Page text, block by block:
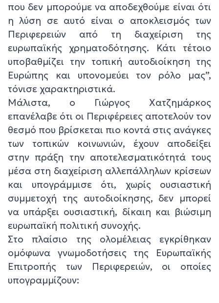
που δεν μπορούμε να αποδεχθούμε είναι ότι
η λύση σε αυτό είναι ο αποκλεισμός των
Περιφερειών από τη διαχείριση της
ευρωπαϊκής χρηματοδότησης. Κάτι τέτοιο
υποβαθμίζει την τοπική αυτοδιοίκηση της
Ευρώπης και υπονομεύει τον ρόλο μας”,
τόνισε χαρακτηριστικά.
Μάλιστα, ο Γιώργος Χατζημάρκος
επανέλαβε ότι οι Περιφέρειες αποτελούν τον
θεσμό που βρίσκεται πιο κοντά στις ανάγκες
των τοπικών κοινωνιών, έχουν αποδείξει
στην πράξη την αποτελεσματικότητά τους
μέσα στη διαχείριση αλλεπάλληλων κρίσεων
και υπογράμμισε ότι, χωρίς ουσιαστική
συμμετοχή της αυτοδιοίκησης, δεν μπορεί
να υπάρξει ουσιαστική, δίκαιη και βιώσιμη
ευρωπαϊκή πολιτική συνοχής.
Στο πλαίσιο της ολομέλειας εγκρίθηκαν
ομόφωνα γνωμοδοτήσεις της Ευρωπαϊκής
Επιτροπής των Περιφερειών, οι οποίες
υπογραμμίζουν: